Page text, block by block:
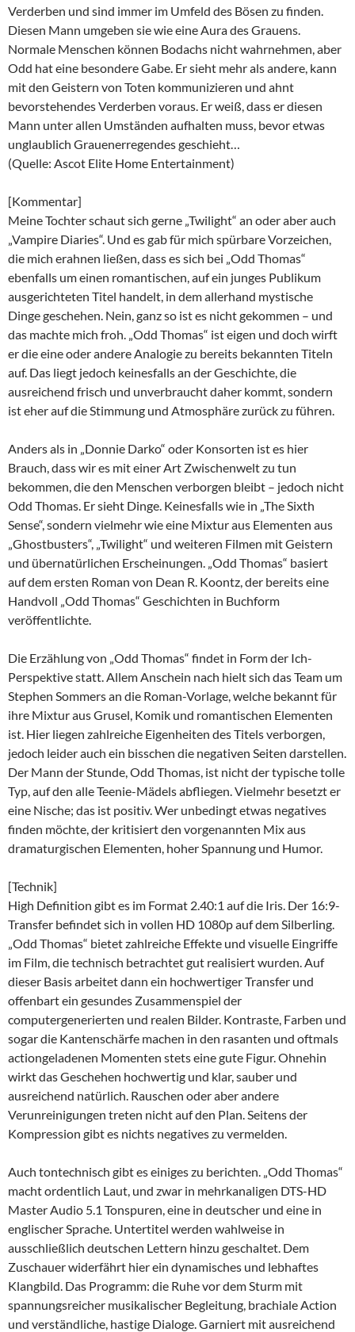
Verderben und sind immer im Umfeld des Bösen zu finden.
Diesen Mann umgeben sie wie eine Aura des Grauens.
Normale Menschen können Bodachs nicht wahrnehmen, aber
Odd hat eine besondere Gabe. Er sieht mehr als andere, kann
mit den Geistern von Toten kommunizieren und ahnt
bevorstehendes Verderben voraus. Er weiß, dass er diesen
Mann unter allen Umständen aufhalten muss, bevor etwas
unglaublich Grauenerregendes geschieht…
(Quelle: Ascot Elite Home Entertainment)
[Kommentar]
Meine Tochter schaut sich gerne „Twilight“ an oder aber auch
„Vampire Diaries“. Und es gab für mich spürbare Vorzeichen,
die mich erahnen ließen, dass es sich bei „Odd Thomas“
ebenfalls um einen romantischen, auf ein junges Publikum
ausgerichteten Titel handelt, in dem allerhand mystische
Dinge geschehen. Nein, ganz so ist es nicht gekommen – und
das machte mich froh. „Odd Thomas“ ist eigen und doch wirft
er die eine oder andere Analogie zu bereits bekannten Titeln
auf. Das liegt jedoch keinesfalls an der Geschichte, die
ausreichend frisch und unverbraucht daher kommt, sondern
ist eher auf die Stimmung und Atmosphäre zurück zu führen.
Anders als in „Donnie Darko“ oder Konsorten ist es hier
Brauch, dass wir es mit einer Art Zwischenwelt zu tun
bekommen, die den Menschen verborgen bleibt – jedoch nicht
Odd Thomas. Er sieht Dinge. Keinesfalls wie in „The Sixth
Sense“, sondern vielmehr wie eine Mixtur aus Elementen aus
„Ghostbusters“, „Twilight“ und weiteren Filmen mit Geistern
und übernatürlichen Erscheinungen. „Odd Thomas“ basiert
auf dem ersten Roman von Dean R. Koontz, der bereits eine
Handvoll „Odd Thomas“ Geschichten in Buchform
veröffentlichte.
Die Erzählung von „Odd Thomas“ findet in Form der Ich-
Perspektive statt. Allem Anschein nach hielt sich das Team um
Stephen Sommers an die Roman-Vorlage, welche bekannt für
ihre Mixtur aus Grusel, Komik und romantischen Elementen
ist. Hier liegen zahlreiche Eigenheiten des Titels verborgen,
jedoch leider auch ein bisschen die negativen Seiten darstellen.
Der Mann der Stunde, Odd Thomas, ist nicht der typische tolle
Typ, auf den alle Teenie-Mädels abfliegen. Vielmehr besetzt er
eine Nische; das ist positiv. Wer unbedingt etwas negatives
finden möchte, der kritisiert den vorgenannten Mix aus
dramaturgischen Elementen, hoher Spannung und Humor.
[Technik]
High Definition gibt es im Format 2.40:1 auf die Iris. Der 16:9-
Transfer befindet sich in vollen HD 1080p auf dem Silberling.
„Odd Thomas“ bietet zahlreiche Effekte und visuelle Eingriffe
im Film, die technisch betrachtet gut realisiert wurden. Auf
dieser Basis arbeitet dann ein hochwertiger Transfer und
offenbart ein gesundes Zusammenspiel der
computergenerierten und realen Bilder. Kontraste, Farben und
sogar die Kantenschärfe machen in den rasanten und oftmals
actiongeladenen Momenten stets eine gute Figur. Ohnehin
wirkt das Geschehen hochwertig und klar, sauber und
ausreichend natürlich. Rauschen oder aber andere
Verunreinigungen treten nicht auf den Plan. Seitens der
Kompression gibt es nichts negatives zu vermelden.
Auch tontechnisch gibt es einiges zu berichten. „Odd Thomas“
macht ordentlich Laut, und zwar in mehrkanaligen DTS-HD
Master Audio 5.1 Tonspuren, eine in deutscher und eine in
englischer Sprache. Untertitel werden wahlweise in
ausschließlich deutschen Lettern hinzu geschaltet. Dem
Zuschauer widerfährt hier ein dynamisches und lebhaftes
Klangbild. Das Programm: die Ruhe vor dem Sturm mit
spannungsreicher musikalischer Begleitung, brachiale Action
und verständliche, hastige Dialoge. Garniert mit ausreichend